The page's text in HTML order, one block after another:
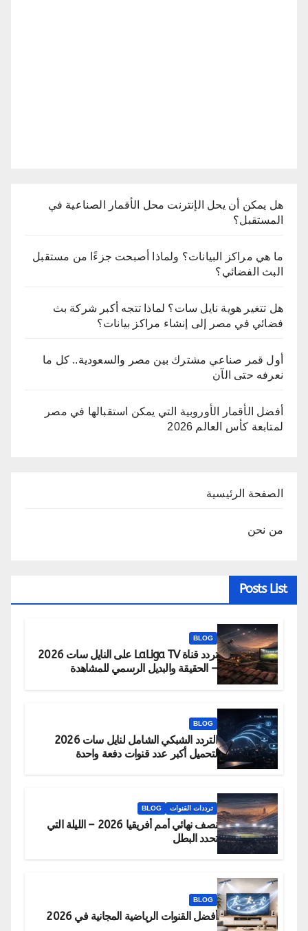
هل يمكن أن يحل الإنترنت محل الأقمار الصناعية في
المستقبل؟
ما هي مراكز البيانات؟ ولماذا أصبحت جزءًا من مستقبل
البث الفضائي؟
هل تتغير هوية نايل سات؟ لماذا تتجه أكبر شركة بث
فضائي في مصر إلى إنشاء مراكز بيانات؟
أول قمر صناعي مشترك بين مصر والسعودية.. كل ما
نعرفه حتى الآن
أفضل الأقمار الأوروبية التي يمكن استقبالها في مصر
لمتابعة كأس العالم 2026
الصفحة الرئيسية
من نحن
Posts List
BLOG
تردد قناة LaLiga TV على النايل سات 2026
– الحقيقة والبديل الرسمي للمشاهدة
BLOG
التردد الشبكي الشامل لنايل سات 2026
لتحميل أكبر عدد قنوات دفعة واحدة
ترددات القنوات BLOG
نصف نهائي أمم أفريقيا 2026 – الليلة التي
تحدد البطل
BLOG
أفضل القنوات الرياضية المجانية في 2026